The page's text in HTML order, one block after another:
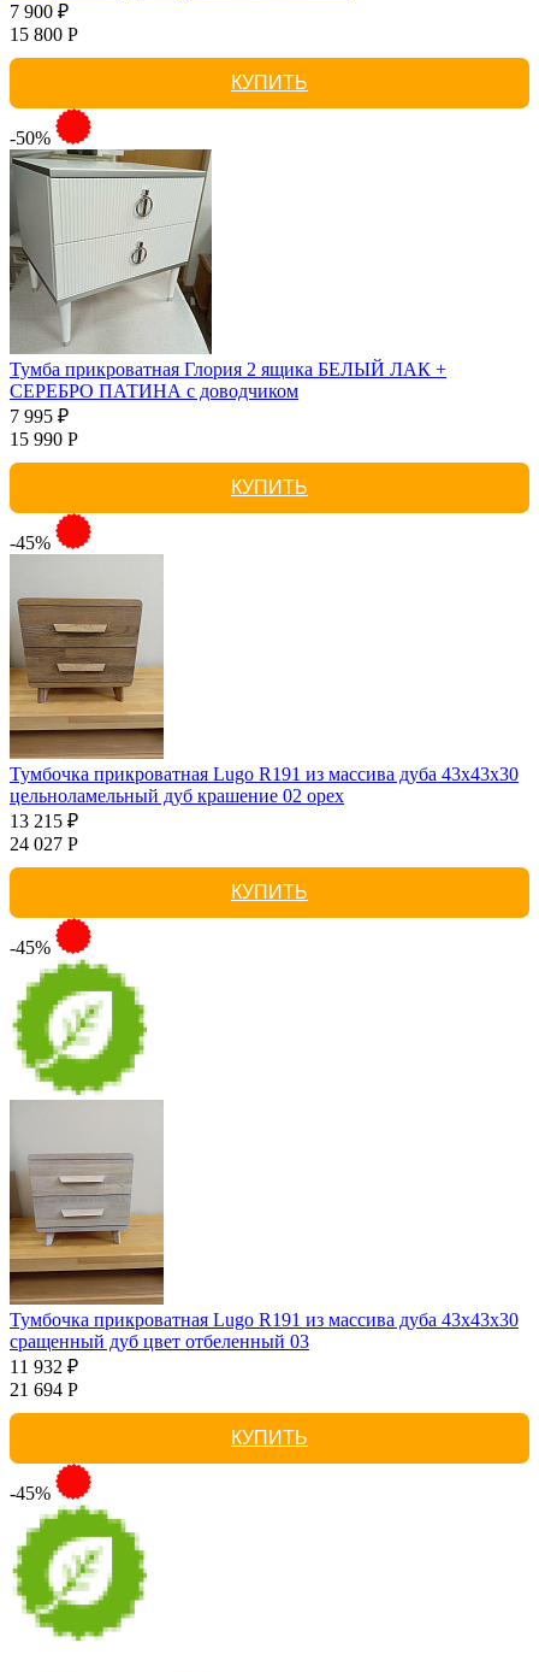
7 900 ₽
15 800 Р
КУПИТЬ
-50%
Тумба прикроватная Глория 2 ящика БЕЛЫЙ ЛАК +
СЕРЕБРО ПАТИНА с доводчиком
7 995 ₽
15 990 Р
КУПИТЬ
-45%
Тумбочка прикроватная Lugo R191 из массива дуба 43х43х30
цельноламельный дуб крашение 02 орех
13 215 ₽
24 027 Р
КУПИТЬ
-45%
Тумбочка прикроватная Lugo R191 из массива дуба 43х43х30
сращенный дуб цвет отбеленный 03
11 932 ₽
21 694 Р
КУПИТЬ
-45%